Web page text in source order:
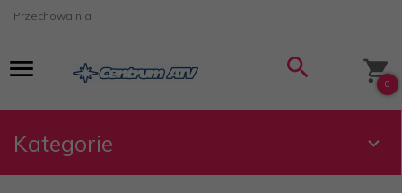
Przechowalnia
0
Kategorie